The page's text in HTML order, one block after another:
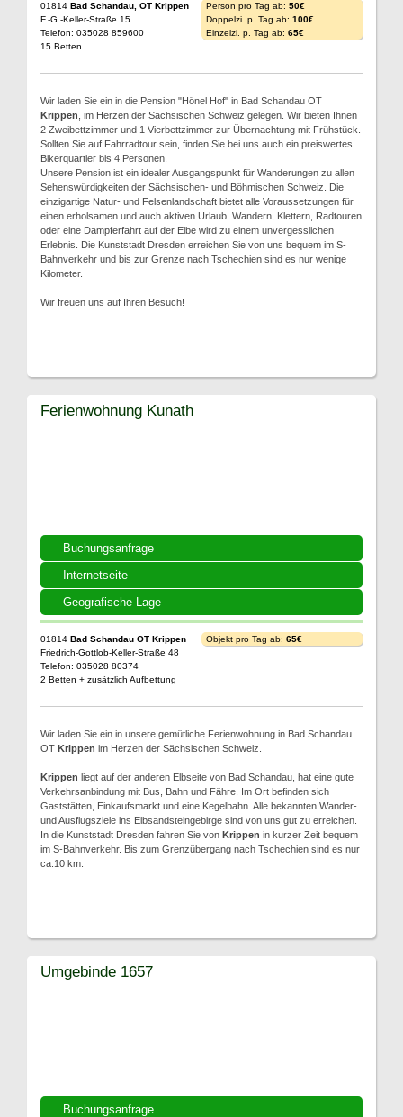
01814 Bad Schandau, OT Krippen
F.-G.-Keller-Straße 15
Telefon: 035028 859600
15 Betten
Person pro Tag ab: 50€
Doppelzi. p. Tag ab: 100€
Einzelzi. p. Tag ab: 65€
Wir laden Sie ein in die Pension "Hönel Hof" in Bad Schandau OT
Krippen , im Herzen der Sächsischen Schweiz gelegen. Wir bieten Ihnen
2 Zweibettzimmer und 1 Vierbettzimmer zur Übernachtung mit Frühstück.
Sollten Sie auf Fahrradtour sein, finden Sie bei uns auch ein preiswertes
Bikerquartier bis 4 Personen.
Unsere Pension ist ein idealer Ausgangspunkt für Wanderungen zu allen
Sehenswürdigkeiten der Sächsischen- und Böhmischen Schweiz. Die
einzigartige Natur- und Felsenlandschaft bietet alle Voraussetzungen für
einen erholsamen und auch aktiven Urlaub. Wandern, Klettern, Radtouren
oder eine Dampferfahrt auf der Elbe wird zu einem unvergesslichen
Erlebnis. Die Kunststadt Dresden erreichen Sie von uns bequem im S-
Bahnverkehr und bis zur Grenze nach Tschechien sind es nur wenige
Kilometer.
Wir freuen uns auf Ihren Besuch!
Buchungsanfrage
Internetseite
Geografische Lage
Ferienwohnung Kunath
01814 Bad Schandau OT Krippen
Friedrich-Gottlob-Keller-Straße 48
Telefon: 035028 80374
2 Betten + zusätzlich Aufbettung
Objekt pro Tag ab: 65€
Wir laden Sie ein in unsere gemütliche Ferienwohnung in Bad Schandau
OT Krippen im Herzen der Sächsischen Schweiz.
Krippen liegt auf der anderen Elbseite von Bad Schandau, hat eine gute
Verkehrsanbindung mit Bus, Bahn und Fähre. Im Ort befinden sich
Gaststätten, Einkaufsmarkt und eine Kegelbahn. Alle bekannten Wander-
und Ausflugsziele ins Elbsandsteingebirge sind von uns gut zu erreichen.
In die Kunststadt Dresden fahren Sie von Krippen in kurzer Zeit bequem
im S-Bahnverkehr. Bis zum Grenzübergang nach Tschechien sind es nur
ca.10 km.
Buchungsanfrage
Umgebinde 1657